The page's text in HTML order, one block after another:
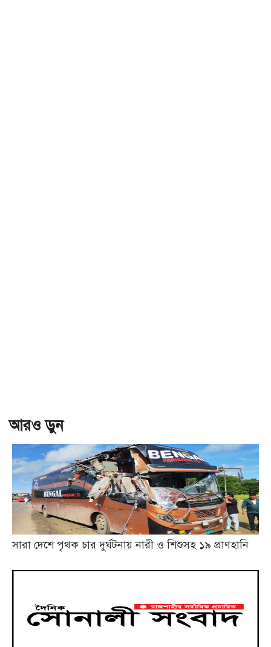
আরও ড়ুন
সারা দেশে পৃথক চার দুর্ঘটনায় নারী ও শিশুসহ ১৯ প্রাণহানি